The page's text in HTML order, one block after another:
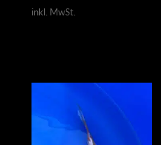
inkl. MwSt.